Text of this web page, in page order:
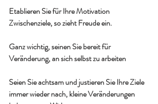
Etablieren Sie für Ihre Motivation
Zwischenziele, so zieht Freude ein.
Ganz wichtig, seinen Sie bereit für
Veränderung, an sich selbst zu arbeiten
Seien Sie achtsam und justieren Sie Ihre Ziele
immer wieder nach, kleine Veränderungen